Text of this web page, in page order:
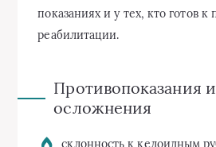
показаниях и у тех, кто готов к
реабилитации.
Противопоказания
осложнения
склонность к келоидным